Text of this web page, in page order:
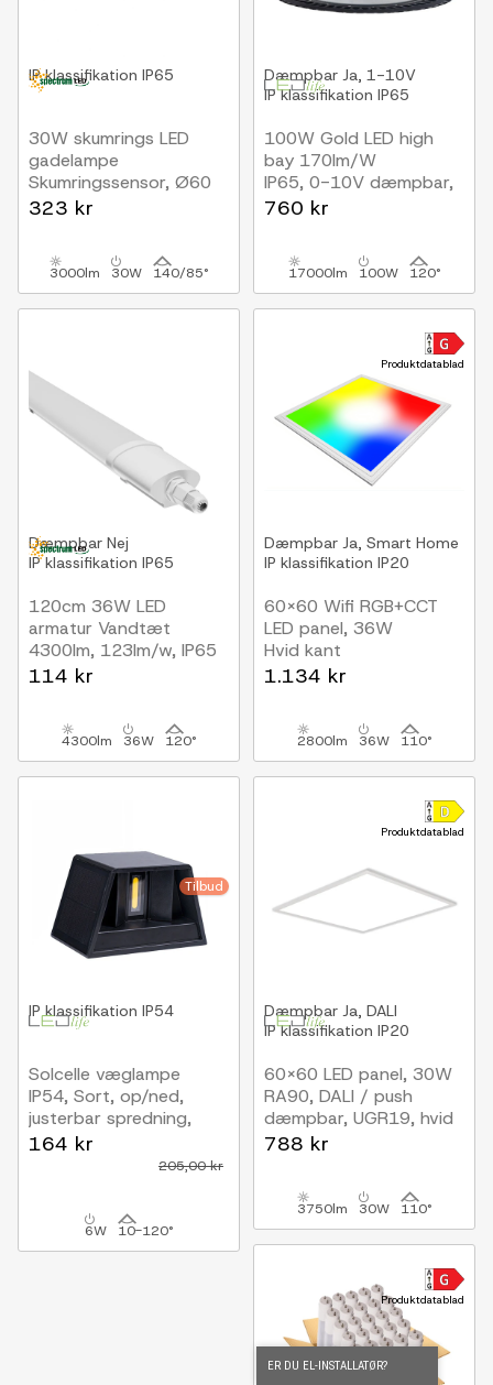
IP klassifikation IP65
30W skumrings LED
gadelampe
Skumringssensor, Ø60
mm, IP65, sort, 230V
323 kr
3000lm 30W 140/85°
Dæmpbar Ja, 1-10V
IP klassifikation IP65
100W Gold LED high
bay 170lm/W
IP65, 0-10V dæmpbar,
Inkl. 30 cm
760 kr
17000lm 100W 120°
Dæmpbar Nej
IP klassifikation IP65
120cm 36W LED
armatur Vandtæt
4300lm, 123lm/w, IP65
114 kr
4300lm 36W 120°
Produktdatablad
Dæmpbar Ja, Smart Home
IP klassifikation IP20
60x60 Wifi RGB+CCT
LED panel, 36W
Hvid kant
1.134 kr
2800lm 36W 110°
Tilbud
IP klassifikation IP54
Solcelle væglampe
IP54, Sort, op/ned,
justerbar spredning,
skumringssensor
164 kr
205,00 kr
6W 10-120°
Produktdatablad
Dæmpbar Ja, DALI
IP klassifikation IP20
60x60 LED panel, 30W
RA90, DALI / push
dæmpbar, UGR19, hvid
kant
788 kr
3750lm 30W 110°
Produktdatablad
ER DU EL-INSTALLATØR?